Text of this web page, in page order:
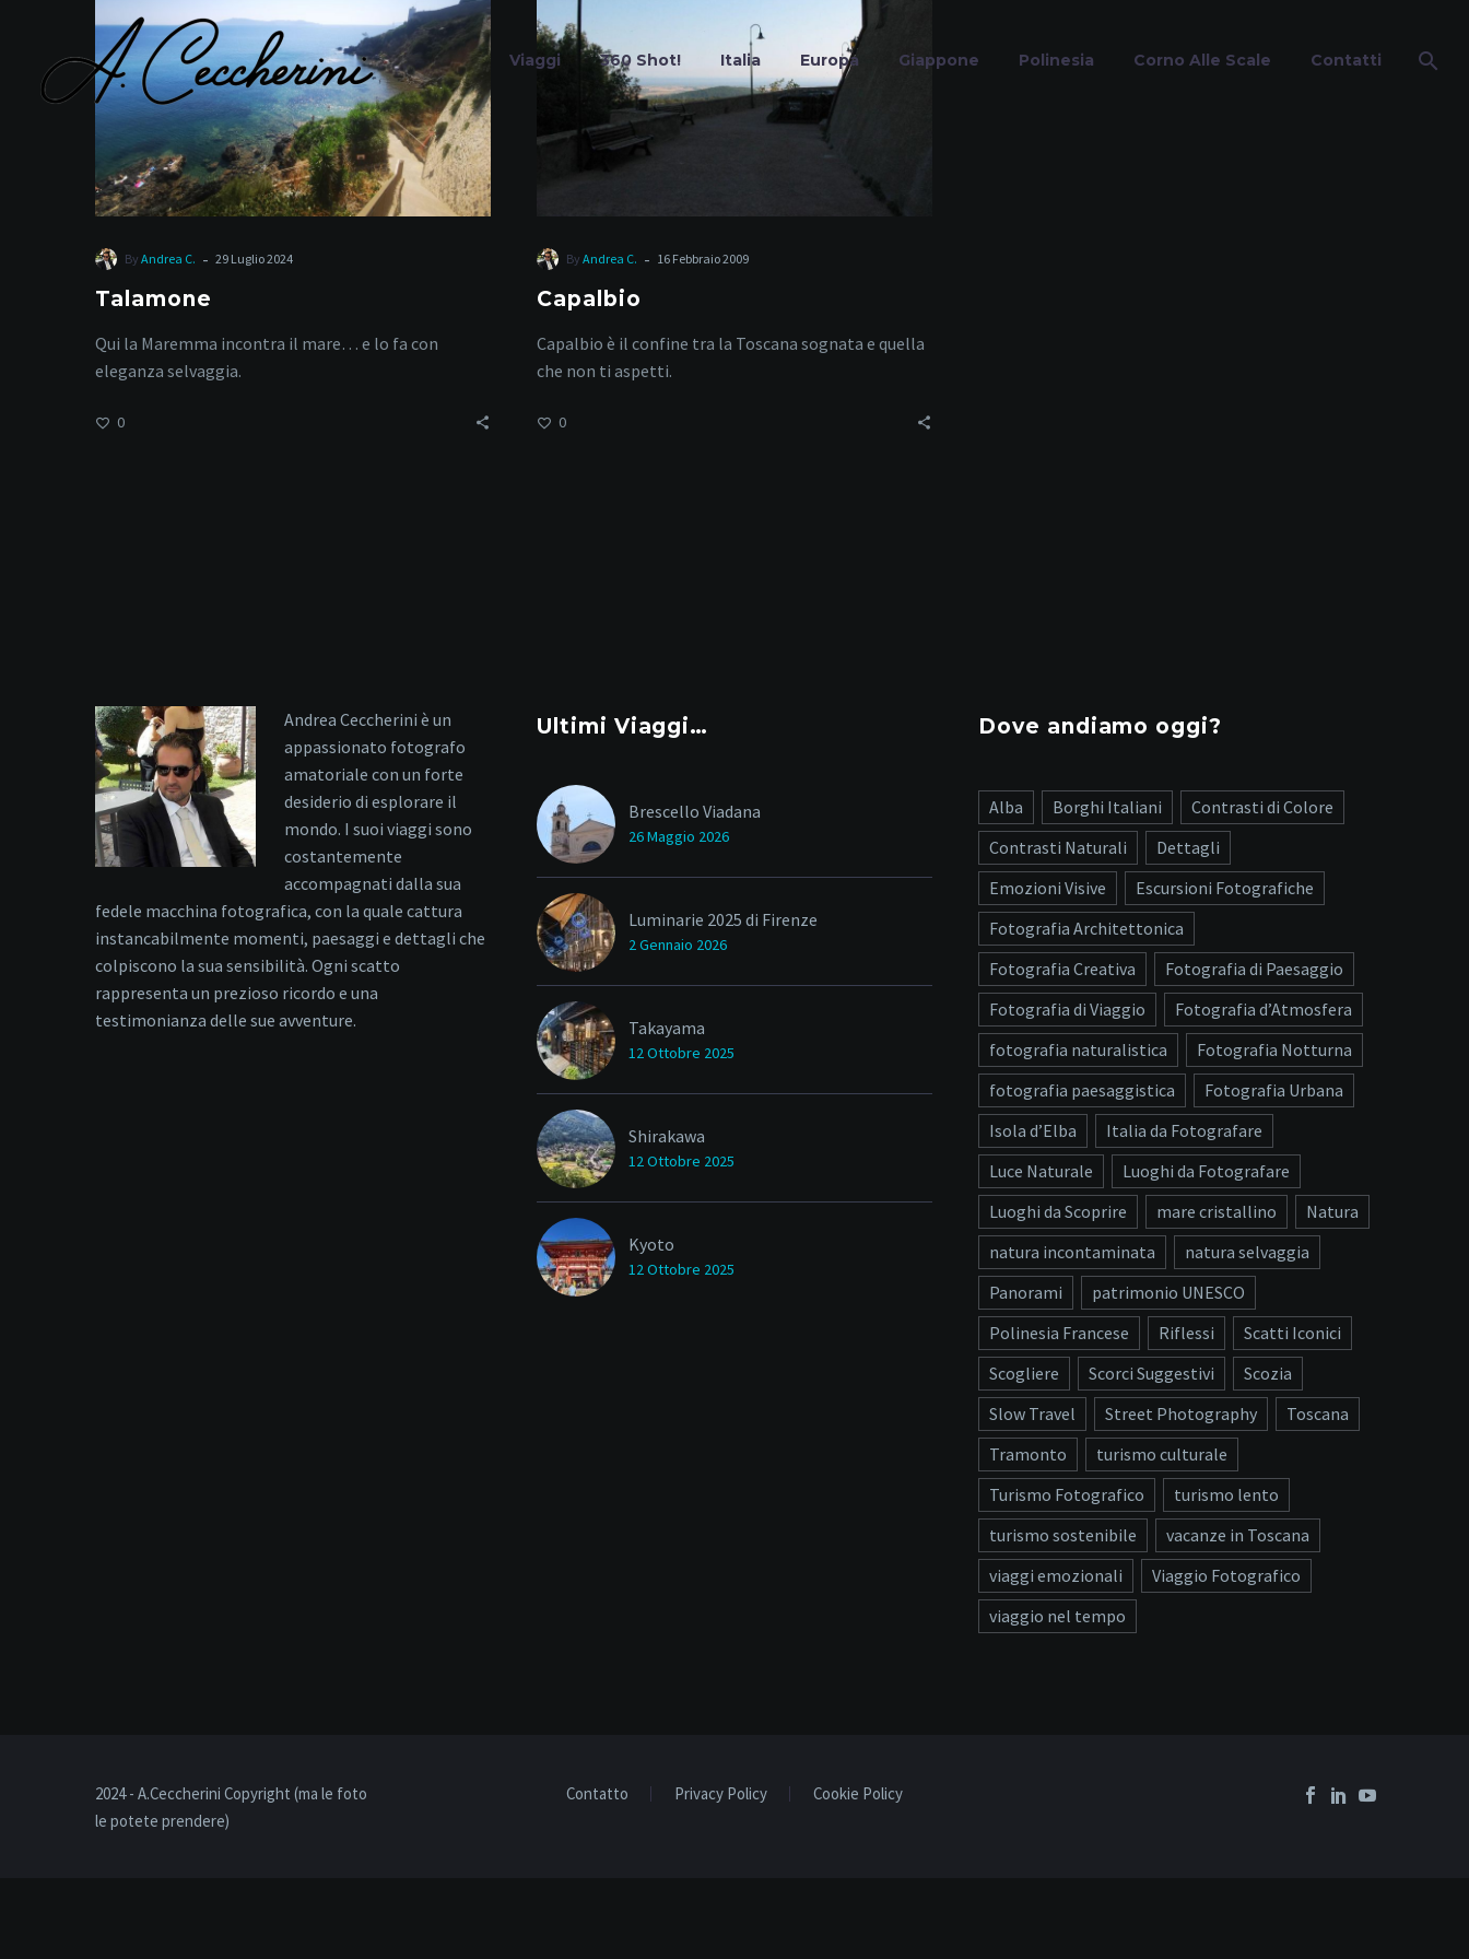
Viaggi 360 Shot! Italia Europa Giappone Polinesia Corno Alle Scale Contatti
Maremma Toscana
By Andrea C. - 29 Luglio 2024
Talamone
Qui la Maremma incontra il mare… e lo fa con
eleganza selvaggia.
0
By Andrea C. - 16 Febbraio 2009
Capalbio
Capalbio è il confine tra la Toscana sognata e quella
che non ti aspetti.
0
Andrea Ceccherini è un
appassionato fotografo
amatoriale con un forte
desiderio di esplorare il
mondo. I suoi viaggi sono
costantemente
accompagnati dalla sua
fedele macchina fotografica, con la quale cattura
instancabilmente momenti, paesaggi e dettagli che
colpiscono la sua sensibilità. Ogni scatto
rappresenta un prezioso ricordo e una
testimonianza delle sue avventure.
Ultimi Viaggi…
Brescello Viadana
26 Maggio 2026
Luminarie 2025 di Firenze
2 Gennaio 2026
Takayama
12 Ottobre 2025
Shirakawa
12 Ottobre 2025
Kyoto
12 Ottobre 2025
Dove andiamo oggi?
Alba Borghi Italiani
Contrasti di Colore
Contrasti Naturali
Dettagli
Emozioni Visive
Escursioni Fotografiche
Fotografia Architettonica
Fotografia Creativa
Fotografia di Paesaggio
Fotografia di Viaggio
Fotografia d’Atmosfera
fotografia naturalistica
Fotografia Notturna
fotografia paesaggistica
Fotografia Urbana
Isola d’Elba
Italia da Fotografare
Luce Naturale
Luoghi da Fotografare
Luoghi da Scoprire
mare cristallino
Natura
natura incontaminata
natura selvaggia
Panorami
patrimonio UNESCO
Polinesia Francese
Riflessi
Scatti Iconici
Scogliere
Scorci Suggestivi
Scozia
Slow Travel
Street Photography
Toscana
Tramonto
turismo culturale
Turismo Fotografico
turismo lento
turismo sostenibile
vacanze in Toscana
viaggi emozionali
Viaggio Fotografico
viaggio nel tempo
Contatto Privacy Policy Cookie Policy
2024 - A.Ceccherini Copyright (ma le foto
le potete prendere)